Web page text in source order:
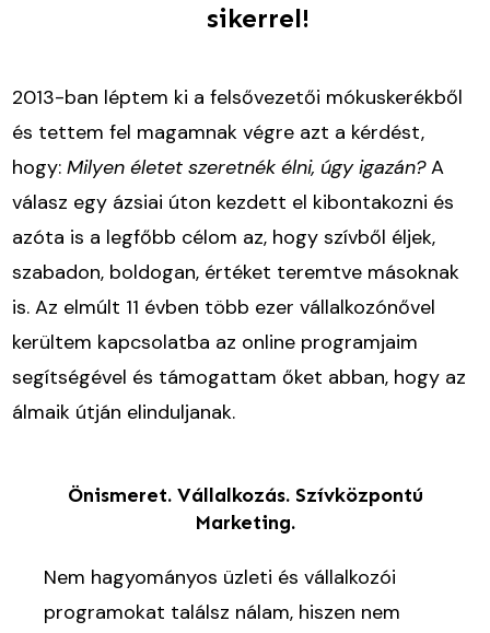
sikerrel!
2013-ban léptem ki a felsővezetői mókuskerékből
és tettem fel magamnak végre azt a kérdést,
hogy: Milyen életet szeretnék élni, úgy igazán?A
válasz egy ázsiai úton kezdett el kibontakozni és
azóta is a legfőbb célom az, hogy szívből éljek,
szabadon, boldogan, értéket teremtve másoknak
is. Az elmúlt 11 évben több ezer vállalkozónővel
kerültem kapcsolatba az online programjaim
segítségével és támogattam őket abban, hogy az
álmaik útján elinduljanak.
Önismeret. Vállalkozás. Szívközpontú
Marketing.
Nem hagyományos üzleti és vállalkozói
programokat találsz nálam, hiszen nem